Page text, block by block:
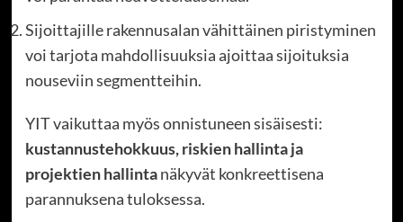
Sijoittajille rakennusalan vähittäinen piristyminen
voi tarjota mahdollisuuksia ajoittaa sijoituksia
nouseviin segmentteihin.
YIT vaikuttaa myös onnistuneen sisäisesti:
kustannustehokkuus, riskien hallinta ja
projektien hallintanäkyvät konkreettisena
parannuksena tuloksessa.